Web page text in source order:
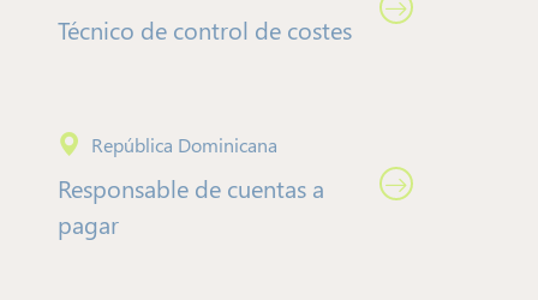
Técnico de control de costes
República Dominicana
Responsable de cuentas a
pagar